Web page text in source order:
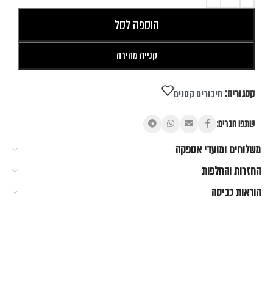
הוספה לסל
קנייה מהירה
קטגוריה: חיבורים קטנים
שתפו חברים:
משלוחים ומועדי אספקה
החזרות והחלפות
הוראות כביסה